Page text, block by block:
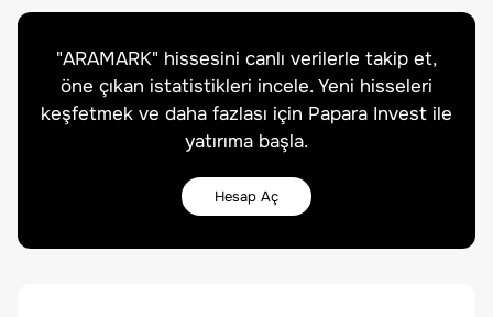
"ARAMARK" hissesini canlı verilerle takip et,
öne çıkan istatistikleri incele. Yeni hisseleri
keşfetmek ve daha fazlası için Papara Invest ile
yatırıma başla.
Hesap Aç